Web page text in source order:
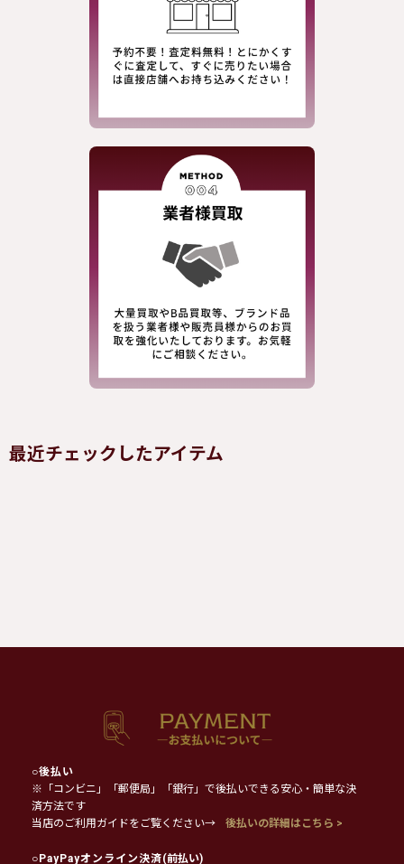
最近チェックしたアイテム
○後払い
※「コンビニ」「郵便局」「銀行」で後払いできる安心・簡単な決
済方法です
当店のご利用ガイドをご覧ください→
後払いの詳細はこちら >
○PayPayオンライン決済(前払い)